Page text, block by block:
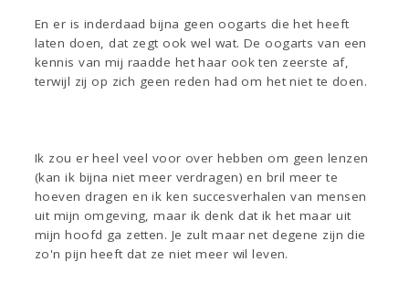
En er is inderdaad bijna geen oogarts die het heeft
laten doen, dat zegt ook wel wat. De oogarts van een
kennis van mij raadde het haar ook ten zeerste af,
terwijl zij op zich geen reden had om het niet te doen.
Ik zou er heel veel voor over hebben om geen lenzen
(kan ik bijna niet meer verdragen) en bril meer te
hoeven dragen en ik ken succesverhalen van mensen
uit mijn omgeving, maar ik denk dat ik het maar uit
mijn hoofd ga zetten. Je zult maar net degene zijn die
zo'n pijn heeft dat ze niet meer wil leven.